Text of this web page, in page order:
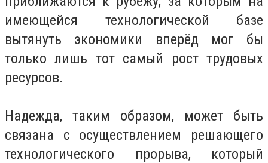
имеющейся технологической базе
вытянуть экономики вперёд мог бы
только лишь тот самый рост трудовых
ресурсов.
Надежда, таким образом, может быть
связана с осуществлением решающего
технологического прорыва, который